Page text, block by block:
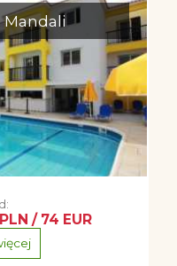
Mandali
/ 74 EUR